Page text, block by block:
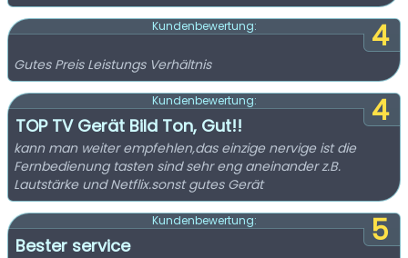
4
Kundenbewertung:
Gutes Preis Leistungs Verhältnis
4
Kundenbewertung:
TOP TV Gerät Bild Ton, Gut!!
kann man weiter empfehlen,das einzige nervige ist die
Fernbedienung tasten sind sehr eng aneinander z.B.
Lautstärke und Netflix.sonst gutes Gerät
5
Kundenbewertung:
Bester service